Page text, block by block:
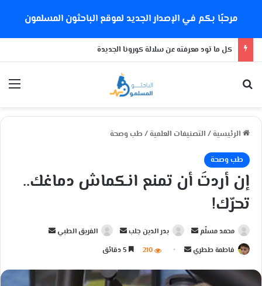
مرحبًا بكم في الإصدار الجديد لموقع الباحثون المسلمون
كل ما تود معرفته عن سلالة كورونا الجديدة
الرئيسية / التصنيفات العلمية / طب وصحة
طب وصحة
إن أردتَ أن تمنع انكماش دماغك..
تحرّك!
محمد مسلّم
ر
ل
بدر الدين جلب
ر
ل
الفريق الطبي
فاطمة ططري
س
210